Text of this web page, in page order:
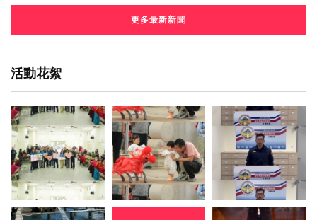
更多最新新聞
活動花絮